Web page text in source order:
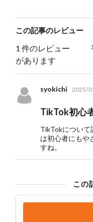
この記事のレビュー
1 件のレビュー
があります
syokichi 2025/
TikTok初心
TikTokについて
は初心者にもや
すね。
この